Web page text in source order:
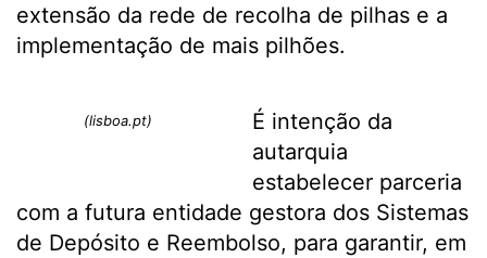
extensão da rede de recolha de pilhas e a
implementação de mais pilhões.
(lisboa.pt)
É intenção da
autarquia
estabelecer parceria
com a futura entidade gestora dos Sistemas
de Depósito e Reembolso, para garantir, em